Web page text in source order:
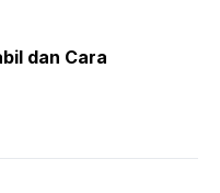
dan Cara